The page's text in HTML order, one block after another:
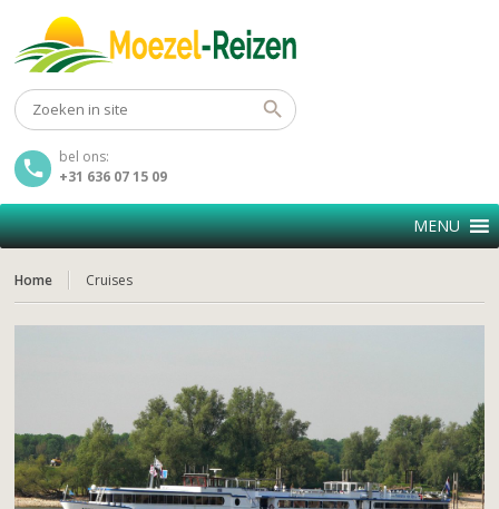
bel ons:
+31 636 07 15 09
MENU
Home Cruises